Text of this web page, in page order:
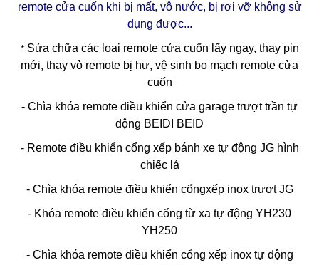
remote cửa cuốn khi bị mất, vô nước, bị rơi vỡ không sử
dụng được...
* Sửa chữa các loại remote cửa cuốn lấy ngay, thay pin
mới, thay vỏ remote bị hư, vệ sinh bo mạch remote cửa
cuốn
- Chìa khóa remote điều khiển cửa garage trượt trần tự
động BEIDI BEID
- Remote điều khiển cổng xếp bánh xe tự động JG hình
chiếc lá
- Chìa khóa remote điều khiển cổngxếp inox trượt JG
- Khóa remote điều khiển cổng từ xa tự động YH230
YH250
- Chìa khóa remote điều khiển cổng xếp inox tự động